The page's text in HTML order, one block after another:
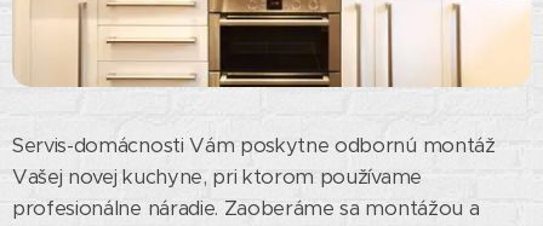
Servis-domácnosti Vám poskytne odbornú montáž
Vašej novej kuchyne, pri ktorom používame
profesionálne náradie. Zaoberáme sa montážou a